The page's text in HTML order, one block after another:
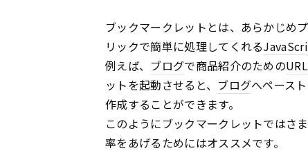
ブックマークレットとは、あらかじめ
リックで簡単に処理してくれる
例えば、 ブログで商品紹介のためのURL
ットを起動させると、 ブログへペース
作成することができます。
このようにブックマークレットではさ
率をあげるためにはオススメです。